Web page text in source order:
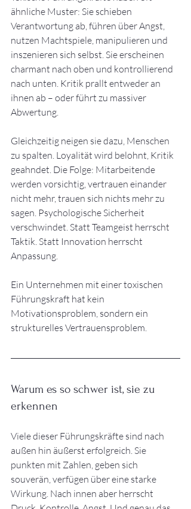
ähnliche Muster: Sie schieben
Verantwortung ab, führen über Angst,
nutzen Machtspiele, manipulieren und
inszenieren sich selbst. Sie erscheinen
charmant nach oben und kontrollierend
nach unten. Kritik prallt entweder an
ihnen ab – oder führt zu massiver
Abwertung.
Gleichzeitig neigen sie dazu, Menschen
zu spalten. Loyalität wird belohnt, Kritik
geahndet. Die Folge: Mitarbeitende
werden vorsichtig, vertrauen einander
nicht mehr, trauen sich nichts mehr zu
sagen. Psychologische Sicherheit
verschwindet. Statt Teamgeist herrscht
Taktik. Statt Innovation herrscht
Anpassung.
Ein Unternehmen mit einer toxischen
Führungskraft hat kein
Motivationsproblem, sondern ein
strukturelles Vertrauensproblem.
Warum es so schwer ist, sie zu
erkennen
Viele dieser Führungskräfte sind nach
außen hin äußerst erfolgreich. Sie
punkten mit Zahlen, geben sich
souverän, verfügen über eine starke
Wirkung. Nach innen aber herrscht